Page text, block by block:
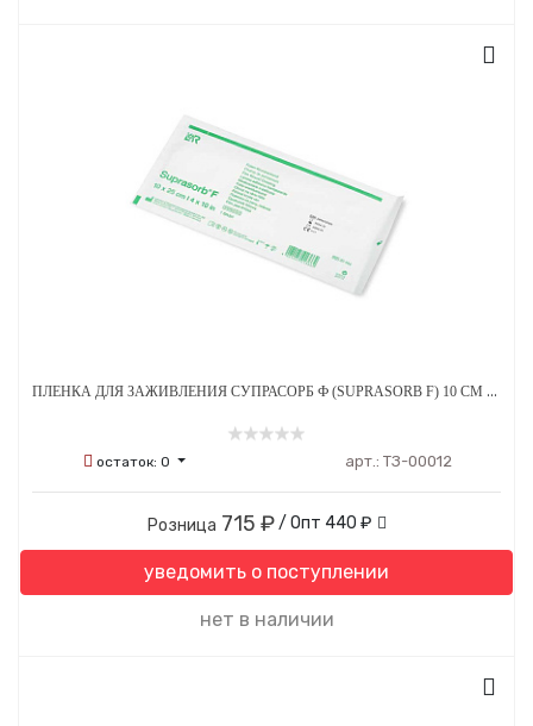
ПЛЕНКА ДЛЯ ЗАЖИВЛЕНИЯ СУПРАСОРБ Ф (SUPRASORB F) 10 СМ Х 25 СМ - 1 ЛИСТ
остаток: 0 арт.: ТЗ-00012
Розница 715 ₽ / Опт 440 ₽
уведомить о поступлении
нет в наличии